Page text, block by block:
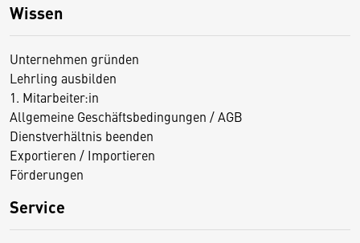
Wissen
Unternehmen gründen
Lehrling ausbilden
1. Mitarbeiter:in
Allgemeine Geschäftsbedingungen / AGB
Dienstverhältnis beenden
Exportieren / Importieren
Förderungen
Service